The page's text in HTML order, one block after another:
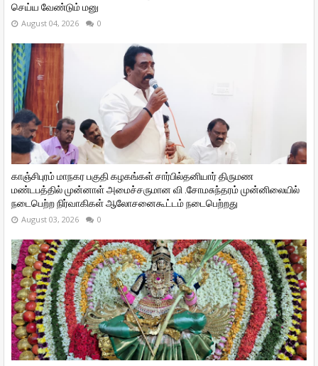
செய்ய வேண்டும் மனு
August 04, 2026 0
காஞ்சிபுரம் மாநகர பகுதி கழகங்கள் சார்பில்தனியார் திருமண
மண்டபத்தில் முன்னாள் அமைச்சருமான வி ‌.சோமசுந்தரம் முன்னிலையில்
நடைபெற்ற நிர்வாகிகள் ஆலோசனைகூட்டம் நடைபெற்றது
August 03, 2026 0